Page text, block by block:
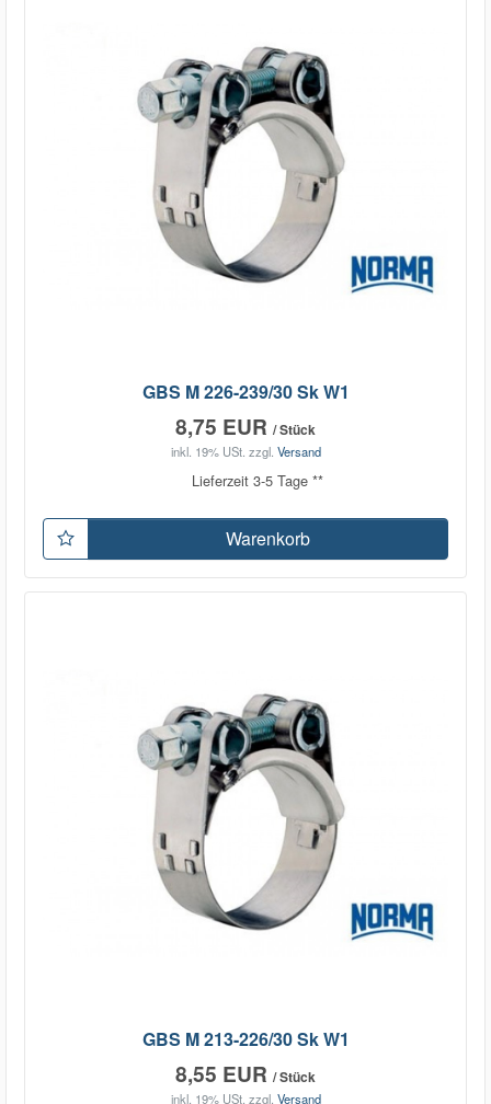
GBS M 226-239/30 Sk W1
8,75 EUR / Stück
inkl. 19% USt. zzgl. Versand
Lieferzeit 3-5 Tage **
Warenkorb
GBS M 213-226/30 Sk W1
8,55 EUR / Stück
inkl. 19% USt. zzgl. Versand